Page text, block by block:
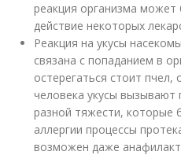
реакция организма
действие некоторых
Реакция на укусы
связана с попаданием в
остерегаться стоит пчел,
человека укусы вызывают
разной тяжести, которые
аллергии процессы
возможен даже